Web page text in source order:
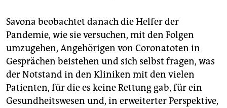
Savona beobachtet danach die Helfer der
Pandemie, wie sie versuchen, mit den Folgen
umzugehen, Angehörigen von Coronatoten in
Gesprächen beistehen und sich selbst fragen, was
der Notstand in den Kliniken mit den vielen
Patienten, für die es keine Rettung gab, für ein
Gesundheitswesen und, in erweiterter Perspektive,